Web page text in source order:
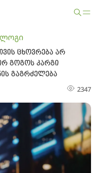
ცხოვრება არ
გოგოს კარგი
გაგრძელება
2347